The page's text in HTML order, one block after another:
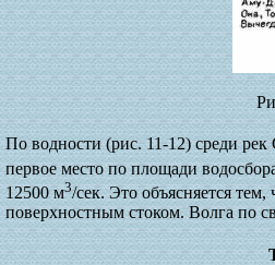
По водности (рис. 11-12) среди
первое место по площади
12500 м3/сек. Это объясняется
поверхностным стоком. Волга по